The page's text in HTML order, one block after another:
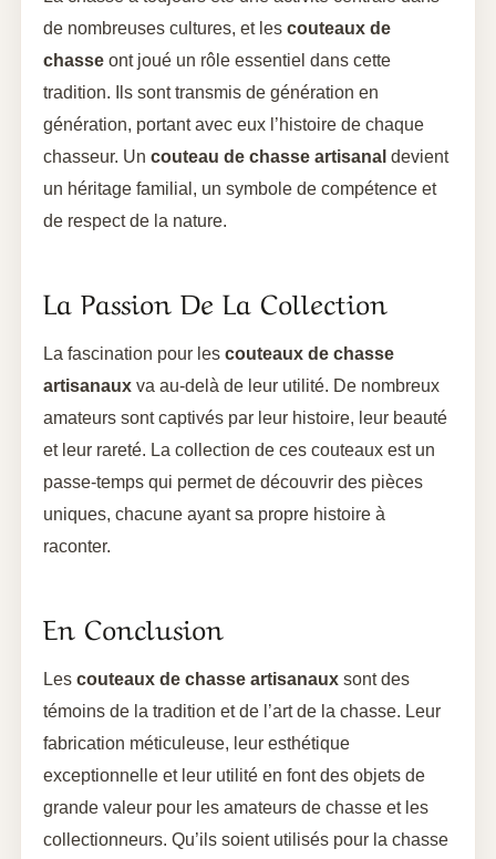
de nombreuses cultures, et les couteaux de
chasse ont joué un rôle essentiel dans cette
tradition. Ils sont transmis de génération en
génération, portant avec eux l’histoire de chaque
chasseur. Un couteau de chasse artisanal devient
un héritage familial, un symbole de compétence et
de respect de la nature.
La Passion De La Collection
La fascination pour les couteaux de chasse
artisanaux va au-delà de leur utilité. De nombreux
amateurs sont captivés par leur histoire, leur beauté
et leur rareté. La collection de ces couteaux est un
passe-temps qui permet de découvrir des pièces
uniques, chacune ayant sa propre histoire à
raconter.
En Conclusion
Les couteaux de chasse artisanaux sont des
témoins de la tradition et de l’art de la chasse. Leur
fabrication méticuleuse, leur esthétique
exceptionnelle et leur utilité en font des objets de
grande valeur pour les amateurs de chasse et les
collectionneurs. Qu’ils soient utilisés pour la chasse